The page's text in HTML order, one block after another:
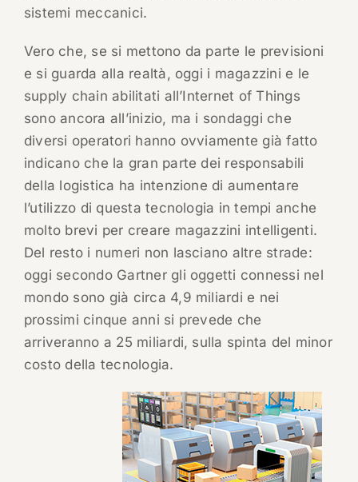
sistemi meccanici.
Vero che, se si mettono da parte le previsioni
e si guarda alla realtà, oggi i magazzini e le
supply chain abilitati all’Internet of Things
sono ancora all’inizio, ma i sondaggi che
diversi operatori hanno ovviamente già fatto
indicano che la gran parte dei responsabili
della logistica ha intenzione di aumentare
l’utilizzo di questa tecnologia in tempi anche
molto brevi per creare magazzini intelligenti.
Del resto i numeri non lasciano altre strade:
oggi secondo Gartner gli oggetti connessi nel
mondo sono già circa 4,9 miliardi e nei
prossimi cinque anni si prevede che
arriveranno a 25 miliardi, sulla spinta del minor
costo della tecnologia.